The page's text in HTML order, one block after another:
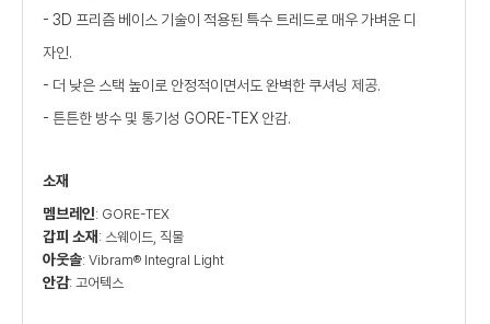
- 3D 프리즘 베이스 기술이 적용된 특수 트레드로 매우 가벼운 디
자인.
- 더 낮은 스택 높이로 안정적이면서도 완벽한 쿠셔닝 제공.
- 튼튼한 방수 및 통기성 GORE-TEX 안감.
소재
멤브레인: GORE-TEX
갑피 소재 : 스웨이드, 직물
아웃솔: Vibram® Integral Light
안감: 고어텍스